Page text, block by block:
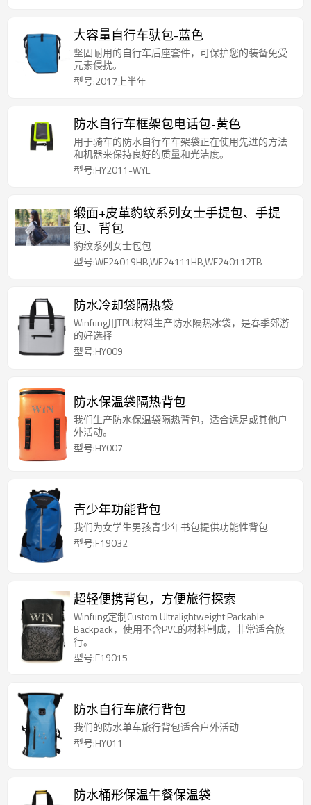
大容量自行车驮包-蓝色
坚固耐用的自行车后座套件，可保护您的装备免受
元素侵扰。
型号:2017上半年
防水自行车框架包电话包-黄色
用于骑车的防水自行车车架袋正在使用先进的方法
和机器来保持良好的质量和光洁度。
型号:HY2011-WYL
缎面+皮革豹纹系列女士手提包、手提
包、背包
豹纹系列女士包包
型号:WF24019HB,WF24111HB,WF240112TB
防水冷却袋隔热袋
Winfung用TPU材料生产防水隔热冰袋，是春季郊游
的好选择
型号:HY009
防水保温袋隔热背包
我们生产防水保温袋隔热背包，适合远足或其他户
外活动。
型号:HY007
青少年功能背包
我们为女学生男孩青少年书包提供功能性背包
型号:F19032
超轻便携背包，方便旅行探索
Winfung定制Custom Ultralightweight Packable
Backpack，使用不含PVC的材料制成，非常适合旅
行。
型号:F19015
防水自行车旅行背包
我们的防水单车旅行背包适合户外活动
型号:HY011
防水桶形保温午餐保温袋